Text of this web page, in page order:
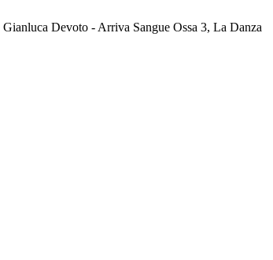
Devoto - Arriva Sangue Ossa 3, La Danza